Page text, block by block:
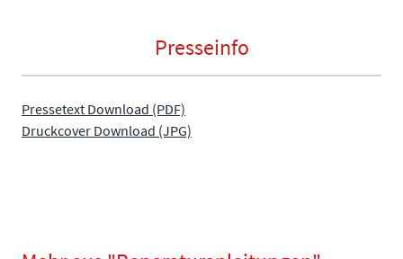
Presseinfo
Pressetext Download (PDF)
Druckcover Download (JPG)